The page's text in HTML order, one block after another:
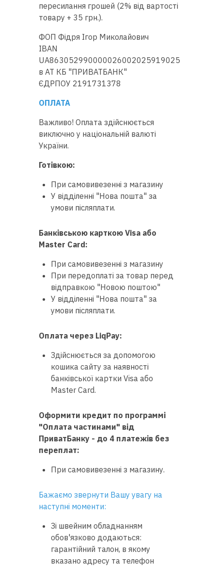
пересилання грошей (2% від вартості
товару + 35 грн.).
ФОП Фідря Ігор Миколайович
IBAN
UA863052990000026002025919025
в АТ КБ "ПРИВАТБАНК"
ЄДРПОУ 2191731378
ОПЛАТА
Важливо! Оплата здійснюється
виключно у національній валюті
України.
Готівкою:
При самовивезенні з магазину
У відділенні "Нова пошта" за
умови післяплати.
Банківською карткою Visa або
Master Сard:
При самовивезенні з магазину
При передоплаті за товар перед
відправкою "Новою поштою"
У відділенні "Нова пошта" за
умови післяплати.
Оплата через LiqPay:
Здійснюється за допомогою
кошика сайту за наявності
банківської картки Visa або
Master Сard.
Оформити кредит по программі
"Оплата частинами" від
ПриватБанку - до 4 платежів без
переплат:
При самовивезенні з магазину.
Бажаємо звернути Вашу увагу на
наступні моменти:
Зі швейним обладнанням
обов'язково додаються:
гарантійний талон, в якому
вказано адресу та телефон